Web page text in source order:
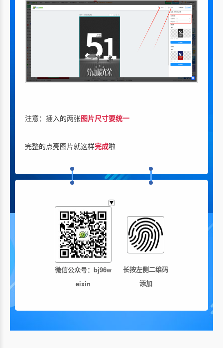
注意：插入的两张图片尺寸要统一
完整的点亮图片就这样完成啦
微信公众号： bj96w
eixin
长按左侧二维码
添加